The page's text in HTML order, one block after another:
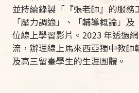
並持續錄製「『張老師』的服務
「壓力調適」、「輔導概論」
位線上學習影片。 2023年透過
流，辦理線上馬來西亞獨中教師
及高三留臺學生的生涯團體。